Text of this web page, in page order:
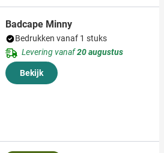
Badcape Minny
Bedrukken vanaf 1 stuks
Levering vanaf20 augustus
Bekijk